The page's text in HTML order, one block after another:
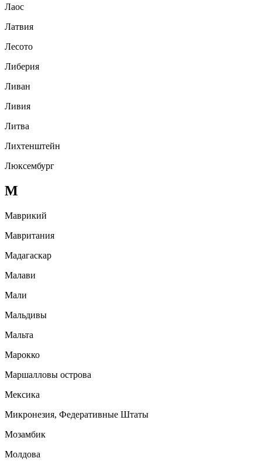
Лаос
Латвия
Лесото
Либерия
Ливан
Ливия
Литва
Лихтенштейн
Люксембург
М
Маврикий
Мавритания
Мадагаскар
Малави
Мали
Мальдивы
Мальта
Марокко
Маршалловы острова
Мексика
Микронезия, Федеративные Штаты
Мозамбик
Молдова